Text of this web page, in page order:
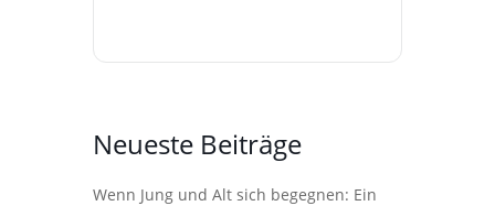
Neueste Beiträge
Wenn Jung und Alt sich begegnen: Ein